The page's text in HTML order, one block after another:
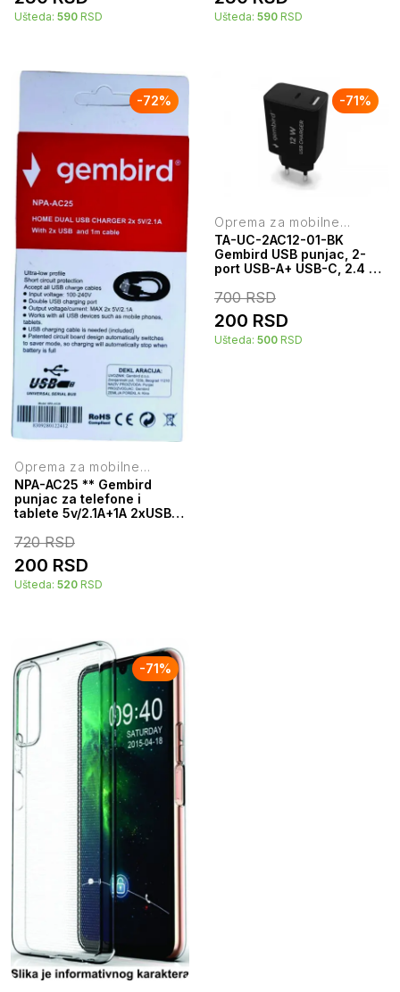
Ušteda: 590 RSD Ušteda: 590 RSD
-72%
Oprema za mobilne
telefone
NPA-AC25 ** Gembird
punjac za telefone i
tablete 5v/2.1A+1A 2xUSB
1M(263) 38928
720RSD
200 RSD
Ušteda: 520 RSD
-71%
Oprema za mobilne
telefone
TA-UC-2AC12-01-BK
Gembird USB punjac, 2-
port USB-A+ USB-C, 2.4 A,
700RSD
200 RSD
Ušteda: 500 RSD
-71%